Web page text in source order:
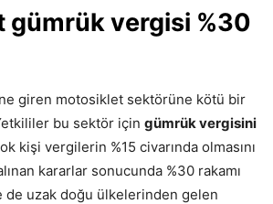
gümrük vergisi %30
giren motosiklet sektörüne kötü bir
bu sektör için gümrük vergisini
kişi vergilerin %15 civarında olmasını
kararlar sonucunda %30 rakamı
de uzak doğu ülkelerinden gelen